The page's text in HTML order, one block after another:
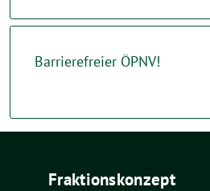
Barrierefreier ÖPNV!
Fraktionskonzept